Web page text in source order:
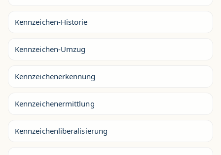
Kennzeichen-Historie
Kennzeichen-Umzug
Kennzeichenerkennung
Kennzeichenermittlung
Kennzeichenliberalisierung